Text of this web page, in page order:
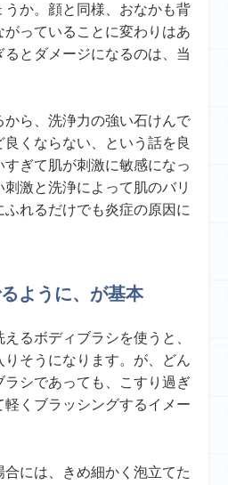
うか。顔と同様、おなかも背
っていることに変わりはあ
るとダメージになるのは、当
ら、洗浄力の強い石けんで
くならない、という話を良
すぎて肌が刺激に敏感になっ
激と洗浄によって肌のバリ
れるだけでも炎症の原因に
ように、が基本
るボディブラシを使うと、
そうになります。が、どん
ラシであっても、こすり過ぎ
くブラッシングするイメー
には、きめ細かく泡立てた